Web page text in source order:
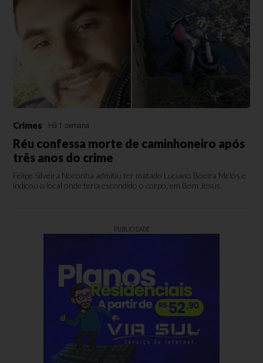
Crimes Há 1 semana
Réu confessa morte de caminhoneiro após
três anos do crime
Felipe Silveira Noronha admitiu ter matado Luciano Boeira Melos e
indicou o local onde teria escondido o corpo, em Bom Jesus.
PUBLICIDADE